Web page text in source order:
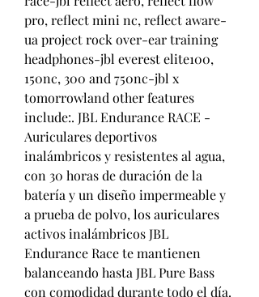
pro, reflect mini nc, reflect aware-
ua project rock over-ear training
headphones-jbl everest elite100,
150nc, 300 and 750nc-jbl x
tomorrowland other features
include:. JBL Endurance RACE -
Auriculares deportivos
inalámbricos y resistentes al agua,
con 30 horas de duración de la
batería y un diseño impermeable y
a prueba de polvo, los auriculares
activos inalámbricos JBL
Endurance Race te mantienen
balanceando hasta JBL Pure Bass
con comodidad durante todo el día.